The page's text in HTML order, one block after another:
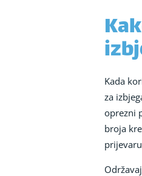
Kada
za
oprezni
broja